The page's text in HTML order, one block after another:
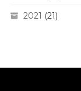
2021 (21)